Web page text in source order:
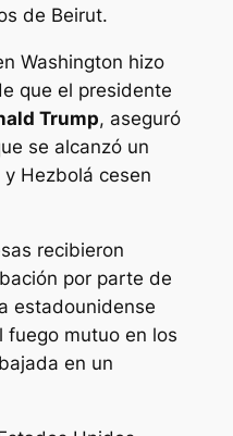
de Beirut.
Washington hizo
que el presidente
Trump, aseguró
se alcanzó un
Hezbolá cesen
recibieron
por parte de
estadounidense
fuego mutuo en los
en un